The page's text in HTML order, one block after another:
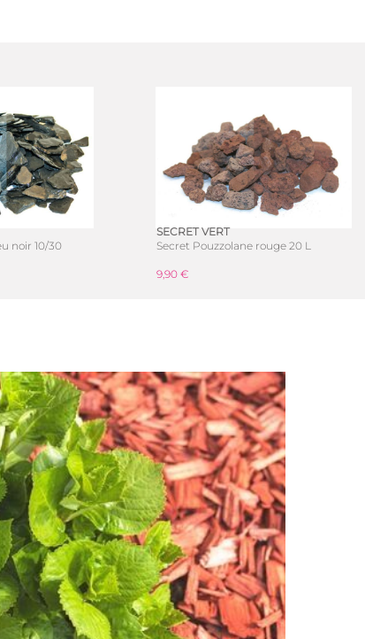
noir 10/30
SECRET VERT
Secret Pouzzolane rouge 20 L
9,90 €